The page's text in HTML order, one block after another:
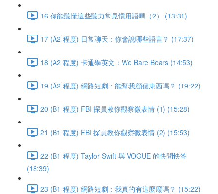
16 你能聽懂這些聽力常見慣用語嗎（2） (13:31)
17 (A2 程度) 日常聊天：你會說哪些語言？ (17:37)
18 (A2 程度) 卡通學英文：We Bare Bears (14:53)
19 (A2 程度) 網路短劇：能幫我顧個東西嗎？ (19:22)
20 (B1 程度) FBI 探員教你觀察微表情 (1) (15:28)
21 (B1 程度) FBI 探員教你觀察微表情 (2) (15:53)
22 (B1 程度) Taylor Swift 與 VOGUE 的快問快答
(18:39)
23 (B1 程度) 網路短劇：我真的有這麼廢嗎？ (15:22)